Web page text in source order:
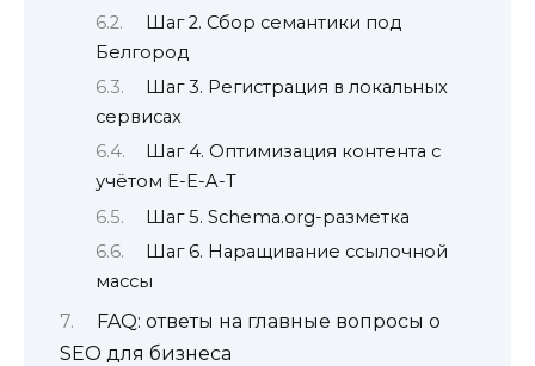
Шаг 2. Сбор семантики под
Белгород
Шаг 3. Регистрация в локальных
сервисах
Шаг 4. Оптимизация контента с
учётом E-E-A-T
Шаг 5. Schema.org-разметка
Шаг 6. Наращивание ссылочной
массы
FAQ: ответы на главные вопросы о
SEO для бизнеса